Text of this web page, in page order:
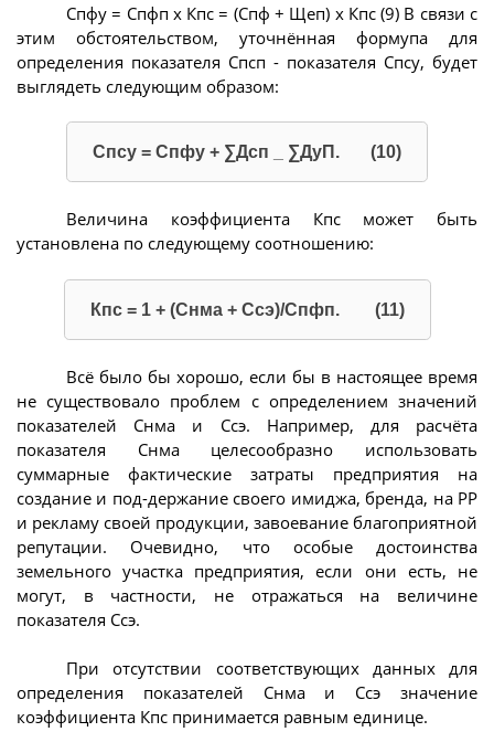
Спфу = Спфп х Кпс = (Спф + Щеп) х Кпс (9) В связи с
этим обстоятельством, уточнённая формупа для
определения показателя Спсп - показателя Спсу, будет
выглядеть следующим образом:
Спсу = Спфу + ∑Дсп _ ∑ДуП. (10)
Величина коэффициента Кпс может быть
установлена по следующему соотношению:
Кпс = 1 + (Снма + Ссэ)/Спфп. (11)
Всё было бы хорошо, если бы в настоящее время
не существовало проблем с определением значений
показателей Снма и Ссэ. Например, для расчёта
показателя Снма целесообразно использовать
суммарные фактические затраты предприятия на
создание и под-держание своего имиджа, бренда, на РР
и рекламу своей продукции, завоевание благоприятной
репутации. Очевидно, что особые достоинства
земельного участка предприятия, если они есть, не
могут, в частности, не отражаться на величине
показателя Ссэ.
При отсутствии соответствующих данных для
определения показателей Снма и Ссэ значение
коэффициента Кпс принимается равным единице.